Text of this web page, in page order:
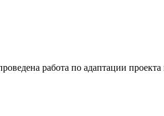
работа по адаптации